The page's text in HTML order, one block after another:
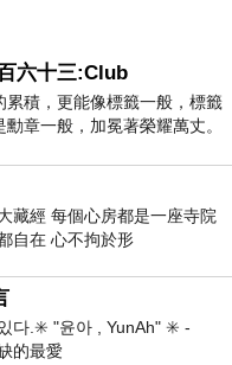
六十三:Club
累積，更能像標籤一般，標籤
章一般，加冕著榮耀萬丈。
難輕輕放下的罪證
藏經 每個心房都是一座寺院
自在 心不拘於形
다.✳️ "윤아 , YunAh" ✳️ -
的最愛